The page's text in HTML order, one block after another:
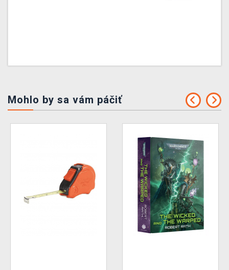
Mohlo by sa vám páčiť